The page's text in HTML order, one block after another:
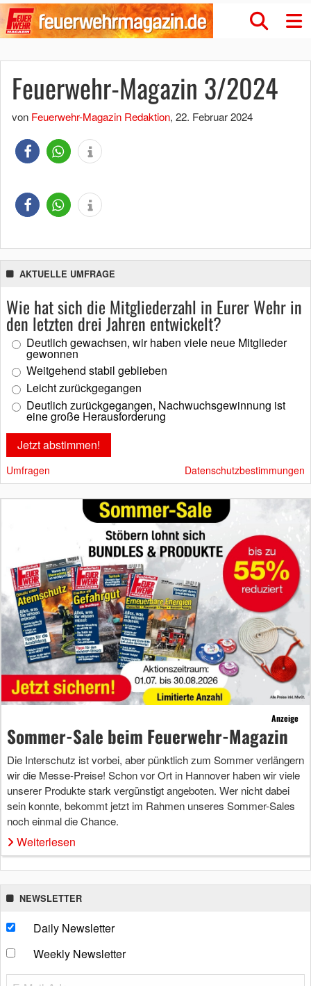
Feuerwehr-Magazin 3/2024
von Feuerwehr-Magazin Redaktion, 22. Februar 2024
AKTUELLE UMFRAGE
Wie hat sich die Mitgliederzahl in Eurer Wehr in
den letzten drei Jahren entwickelt?
Deutlich gewachsen, wir haben viele neue Mitglieder
gewonnen
Weitgehend stabil geblieben
Leicht zurückgegangen
Deutlich zurückgegangen, Nachwuchsgewinnung ist
eine große Herausforderung
Umfragen Datenschutzbestimmungen
Anzeige
Sommer-Sale beim Feuerwehr-Magazin
Die Interschutz ist vorbei, aber pünktlich zum Sommer verlängern
wir die Messe-Preise! Schon vor Ort in Hannover haben wir viele
unserer Produkte stark vergünstigt angeboten. Wer nicht dabei
sein konnte, bekommt jetzt im Rahmen unseres Sommer-Sales
noch einmal die Chance.
Weiterlesen
NEWSLETTER
Daily Newsletter
Weekly Newsletter